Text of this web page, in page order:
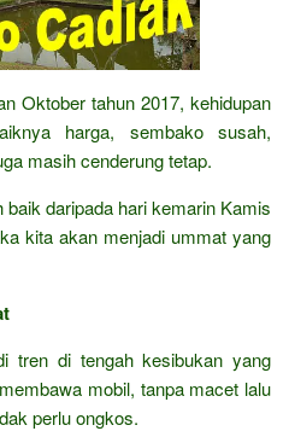
Oktober tahun 2017, kehidupan
harga, sembako susah,
masih cenderung tetap.
baik daripada hari kemarin Kamis
kita akan menjadi ummat yang
tren di tengah kesibukan yang
mobil, tanpa macet lalu
perlu ongkos.